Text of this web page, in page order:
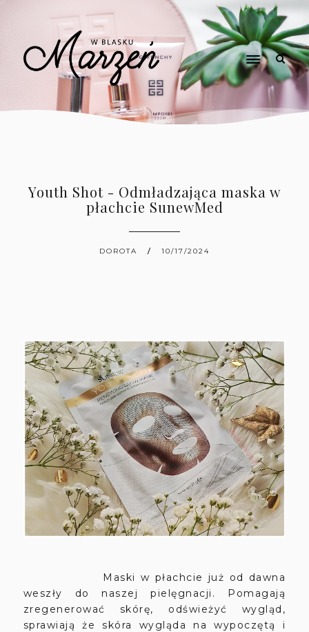
Youth Shot - Odmładzająca maska w
płachcie SunewMed
DOROTA 10/17/2024
Maski w płachcie już od dawna
weszły do naszej pielęgnacji. Pomagają
zregenerować skórę, odświeżyć wygląd,
sprawiają że skóra wygląda na wypoczętą i